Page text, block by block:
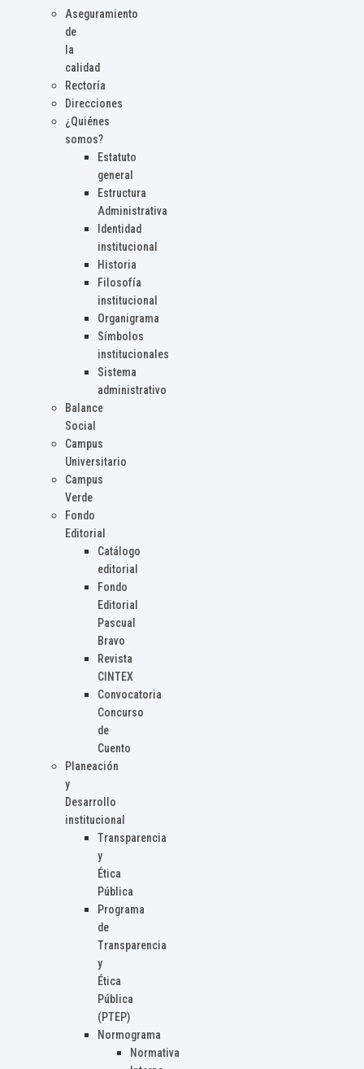
Aseguramiento
de
la
calidad
Rectoría
Direcciones
¿Quiénes
somos?
Estatuto
general
Estructura
Administrativa
Identidad
institucional
Historia
Filosofía
institucional
Organigrama
Símbolos
institucionales
Sistema
administrativo
Balance
Social
Campus
Universitario
Campus
Verde
Fondo
Editorial
Catálogo
editorial
Fondo
Editorial
Pascual
Bravo
Revista
CINTEX
Convocatoria
Concurso
de
Cuento
Planeación
y
Desarrollo
institucional
Transparencia
y
Ética
Pública
Programa
de
Transparencia
y
Ética
Pública
(PTEP)
Normograma
Normativa